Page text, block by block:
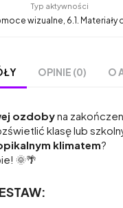
Typ aktywności
wizualne, 6.1.
OPINIE (0) O
ozdobyna
klasę lub
klimatem?
🌞🌴